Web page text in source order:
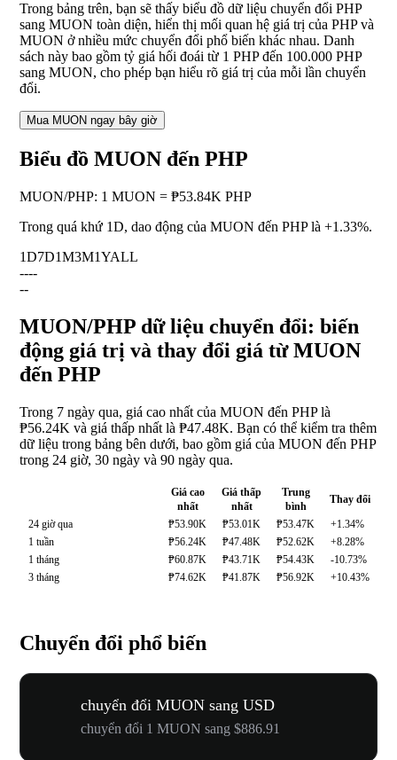
Trong bảng trên, bạn sẽ thấy biểu đồ dữ liệu chuyển đổi PHP
sang MUON toàn diện, hiển thị mối quan hệ giá trị của PHP và
MUON ở nhiều mức chuyển đổi phổ biến khác nhau. Danh
sách này bao gồm tỷ giá hối đoái từ 1 PHP đến 100.000 PHP
sang MUON, cho phép bạn hiểu rõ giá trị của mỗi lần chuyển
đổi.
Mua MUON ngay bây giờ
Biểu đồ MUON đến PHP
MUON/PHP: 1 MUON = ₱53.84K PHP
Trong quá khứ 1D, dao động của MUON đến PHP là +1.33%.
1D7D1M3M1YALL
----
--
MUON/PHP dữ liệu chuyển đổi: biến
động giá trị và thay đổi giá từ MUON
đến PHP
Trong 7 ngày qua, giá cao nhất của MUON đến PHP là
₱56.24K và giá thấp nhất là ₱47.48K. Bạn có thể kiểm tra thêm
dữ liệu trong bảng bên dưới, bao gồm giá của MUON đến PHP
trong 24 giờ, 30 ngày và 90 ngày qua.
Giá cao
nhất
Giá thấp
nhất
Trung
bình
Thay đổi
24 giờ qua
₱53.90K ₱53.01K ₱53.47K
+1.34%
1 tuần
₱56.24K ₱47.48K ₱52.62K
+8.28%
1 tháng
₱60.87K ₱43.71K ₱54.43K
-10.73%
3 tháng
₱74.62K ₱41.87K ₱56.92K +10.43%
Chuyển đổi phổ biến
chuyển đổi MUON sang USD
chuyển đổi 1 MUON sang $886.91